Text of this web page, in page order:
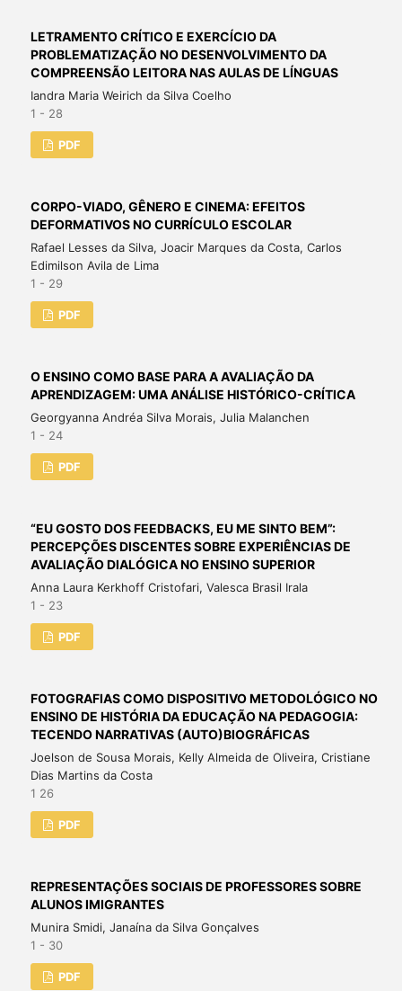
LETRAMENTO CRÍTICO E EXERCÍCIO DA
PROBLEMATIZAÇÃO NO DESENVOLVIMENTO DA
COMPREENSÃO LEITORA NAS AULAS DE LÍNGUAS
Iandra Maria Weirich da Silva Coelho
1 - 28
PDF
CORPO-VIADO, GÊNERO E CINEMA: EFEITOS
DEFORMATIVOS NO CURRÍCULO ESCOLAR
Rafael Lesses da Silva, Joacir Marques da Costa, Carlos
Edimilson Avila de Lima
1 - 29
PDF
O ENSINO COMO BASE PARA A AVALIAÇÃO DA
APRENDIZAGEM: UMA ANÁLISE HISTÓRICO-CRÍTICA
Georgyanna Andréa Silva Morais, Julia Malanchen
1 - 24
PDF
“EU GOSTO DOS FEEDBACKS, EU ME SINTO BEM”:
PERCEPÇÕES DISCENTES SOBRE EXPERIÊNCIAS DE
AVALIAÇÃO DIALÓGICA NO ENSINO SUPERIOR
Anna Laura Kerkhoff Cristofari, Valesca Brasil Irala
1 - 23
PDF
FOTOGRAFIAS COMO DISPOSITIVO METODOLÓGICO NO
ENSINO DE HISTÓRIA DA EDUCAÇÃO NA PEDAGOGIA:
TECENDO NARRATIVAS (AUTO)BIOGRÁFICAS
Joelson de Sousa Morais, Kelly Almeida de Oliveira, Cristiane
Dias Martins da Costa
1 26
PDF
REPRESENTAÇÕES SOCIAIS DE PROFESSORES SOBRE
ALUNOS IMIGRANTES
Munira Smidi, Janaína da Silva Gonçalves
1 - 30
PDF